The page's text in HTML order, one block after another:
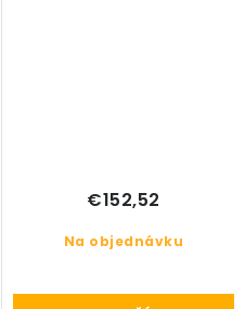
Na objednávku
€152,52